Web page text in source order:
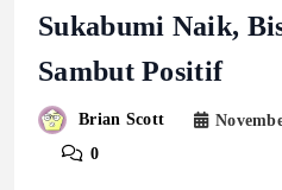
Sukabumi Naik,
Sambut Positif
Brian Scott
0